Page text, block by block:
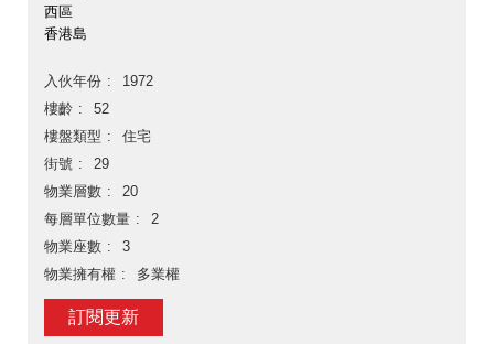
西區
香港島
入伙年份
1972
樓齡
52
樓盤類型
住宅
街號
29
物業層數
20
每層單位數量
2
物業座數
3
物業擁有權
多業權
訂閱更新